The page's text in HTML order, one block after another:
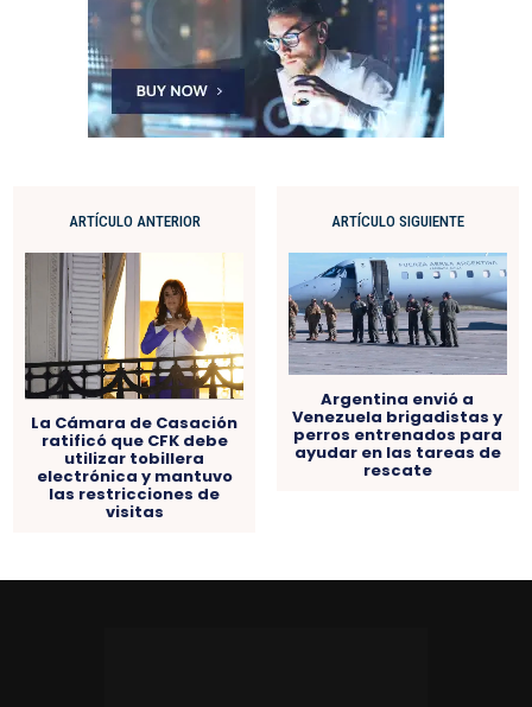
ARTÍCULO ANTERIOR
La Cámara de Casación
ratificó que CFK debe
utilizar tobillera
electrónica y mantuvo
las restricciones de
visitas
ARTÍCULO SIGUIENTE
Argentina envió a
Venezuela brigadistas y
perros entrenados para
ayudar en las tareas de
rescate